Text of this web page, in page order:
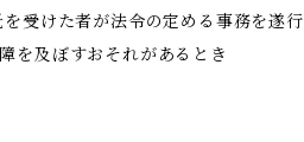
受けた者が法令の定める事務を遂
を及ぼすおそれがあるとき